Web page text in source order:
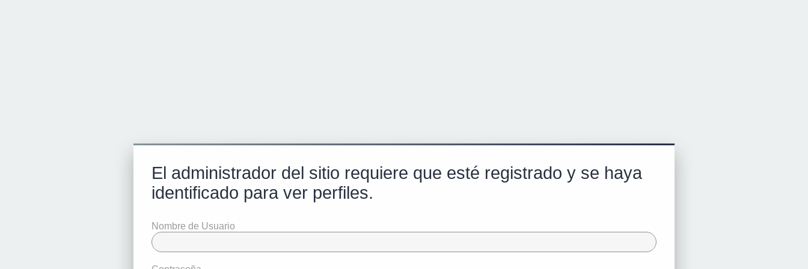
El administrador del sitio requiere que esté registrado y se haya
identificado para ver perfiles.
Nombre de Usuario